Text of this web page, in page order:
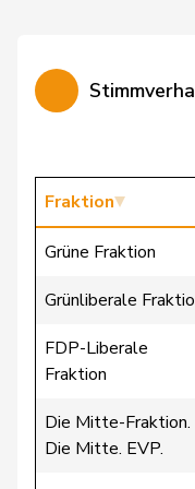
Chappuis
Clivaz
Cottier
Crottaz
Dandrès
de Courten
de
Montmollin
Fraktion
Grüne Fraktion
Grünliberale
FDP-Liberale
Fraktion
Die Mitte-Fraktion.
Die Mitte. EVP.